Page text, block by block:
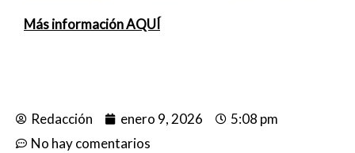
Más información AQUÍ
Redacción enero 9, 2026
5:08 pm
No hay comentarios